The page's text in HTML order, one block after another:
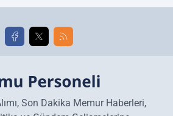
golleri!
Son Dakika Memur Haberleri,